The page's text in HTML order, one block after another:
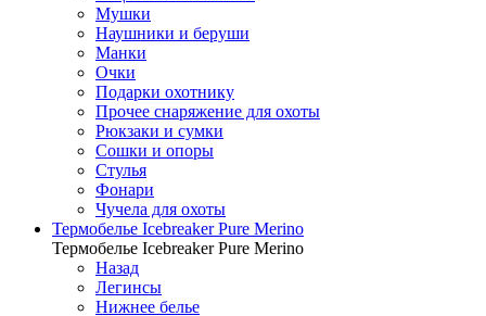
Мушки
Наушники и беруши
Манки
Очки
Подарки охотнику
Прочее снаряжение для охоты
Рюкзаки и сумки
Сошки и опоры
Стулья
Фонари
Чучела для охоты
Термобелье Icebreaker Pure Merino
Термобелье Icebreaker Pure Merino
Назад
Легинсы
Нижнее белье